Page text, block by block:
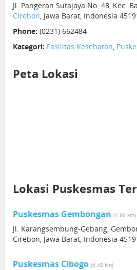
Jl. Pangeran Sutajaya No. 48, Kec.
Cirebon, Jawa Barat, Indonesia
Phone: (0231) 662484
Kategori: Fasilitas Kesehatan,
Peta Lokasi
Lokasi Puskesmas
Puskesmas Gembongan (1.86 km)
Jl. Karangsembung-Gebang,
Cirebon, Jawa Barat, Indonesia
Puskesmas Cibogo (4.48 km)